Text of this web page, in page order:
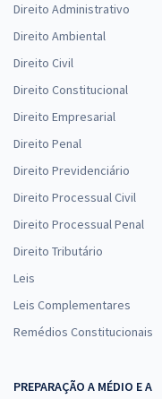
Direito Administrativo
Direito Ambiental
Direito Civil
Direito Constitucional
Direito Empresarial
Direito Penal
Direito Previdenciário
Direito Processual Civil
Direito Processual Penal
Direito Tributário
Leis
Leis Complementares
Remédios Constitucionais
PREPARAÇÃO A MÉDIO E A